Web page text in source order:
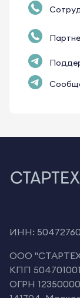
ИНН:
OOO
КПП 504701001
ОГРН